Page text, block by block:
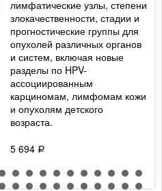
лимфатические узлы, степени
злокачественности, стадии и
прогностические группы для
опухолей различных органов
и систем, включая новые
разделы по HPV-
ассоциированным
карциномам, лимфомам кожи
и опухолям детского
возраста.
5 694 Р